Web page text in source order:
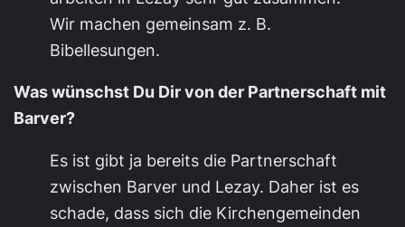
Wir machen gemeinsam z. B.
Bibellesungen.
Was wünschst Du Dir von der Partnerschaft mit
Barver?
Es ist gibt ja bereits die Partnerschaft
zwischen Barver und Lezay. Daher ist es
schade, dass sich die Kirchengemeinden